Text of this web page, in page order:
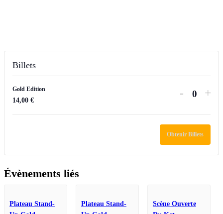
Billets
Gold Edition
14,00 €
de
billets
pour
- +
Obtenir Billets
Évènements liés
Plateau Stand-
Plateau Stand-
Scène Ouverte